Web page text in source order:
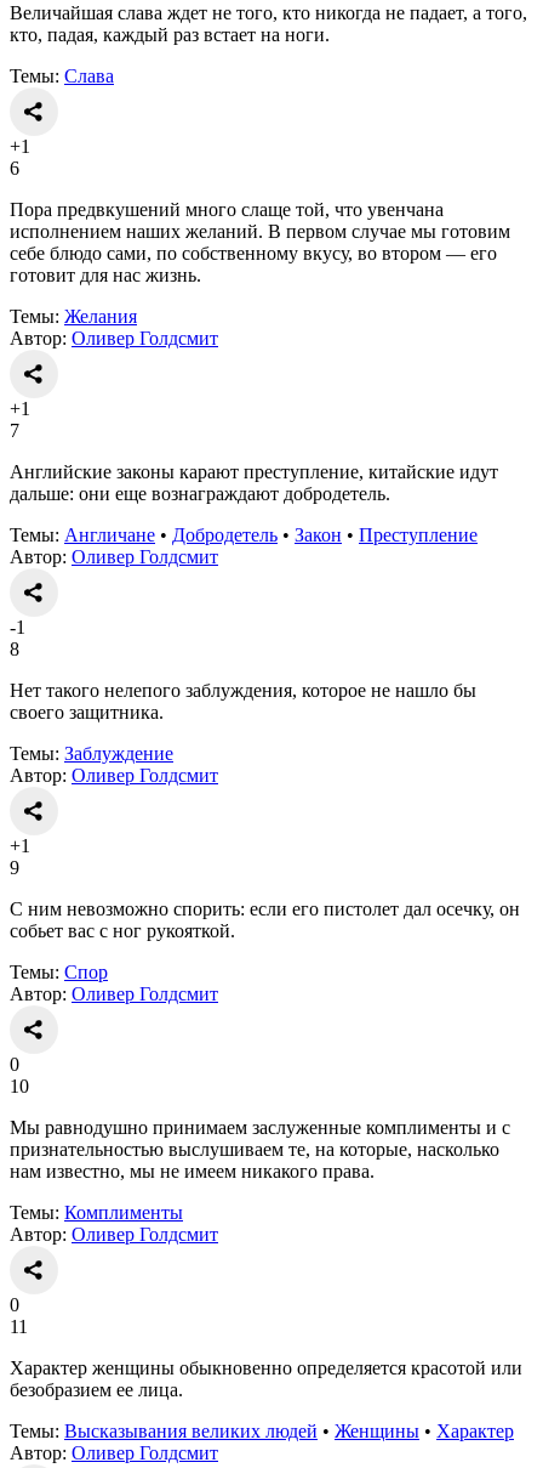
Величайшая слава ждет не того, кто никогда не падает, а того,
кто, падая, каждый раз встает на ноги.
Темы: Слава
+1
6
Пора предвкушений много слаще той, что увенчана
исполнением наших желаний. В первом случае мы готовим
себе блюдо сами, по собственному вкусу, во втором — его
готовит для нас жизнь.
Темы: Желания
Автор: Оливер Голдсмит
+1
7
Английские законы карают преступление, китайские идут
дальше: они еще вознаграждают добродетель.
Темы: Англичане • Добродетель • Закон • Преступление
Автор: Оливер Голдсмит
-1
8
Нет такого нелепого заблуждения, которое не нашло бы
своего защитника.
Темы: Заблуждение
Автор: Оливер Голдсмит
+1
9
С ним невозможно спорить: если его пистолет дал осечку, он
собьет вас с ног рукояткой.
Темы: Спор
Автор: Оливер Голдсмит
0
10
Мы равнодушно принимаем заслуженные комплименты и с
признательностью выслушиваем те, на которые, насколько
нам известно, мы не имеем никакого права.
Темы: Комплименты
Автор: Оливер Голдсмит
0
11
Характер женщины обыкновенно определяется красотой или
безобразием ее лица.
Темы: Высказывания великих людей • Женщины • Характер
Автор: Оливер Голдсмит